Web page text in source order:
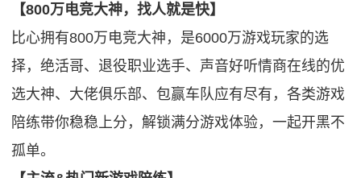
【800万电竞大神，找人就是快】
比心拥有800万电竞大神，是6000万游戏玩家的选
择，绝活哥、退役职业选手、声音好听情商在线的优
选大神、大佬俱乐部、包赢车队应有尽有，各类游戏
陪练带你稳稳上分，解锁满分游戏体验，一起开黑不
孤单。